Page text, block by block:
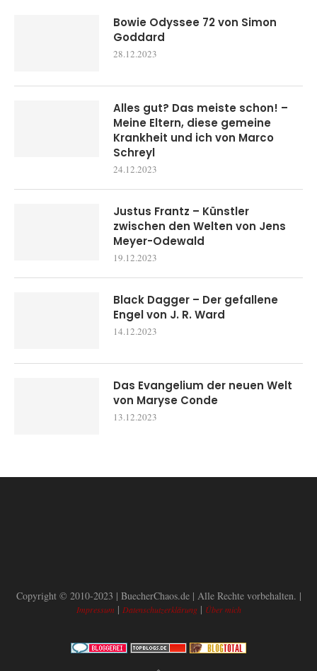
Bowie Odyssee 72 von Simon
Goddard
28.12.2023
Alles gut? Das meiste schon! –
Meine Eltern, diese gemeine
Krankheit und ich von Marco
Schreyl
24.12.2023
Justus Frantz – Künstler
zwischen den Welten von Jens
Meyer-Odewald
19.12.2023
Black Dagger – Der gefallene
Engel von J. R. Ward
14.12.2023
Das Evangelium der neuen Welt
von Maryse Conde
13.12.2023
Copyright © 2010-2023 | BuecherChaos.de | Alle Rechte vorbehalten. |
Impressum | Datenschutzerklärung| Über mich